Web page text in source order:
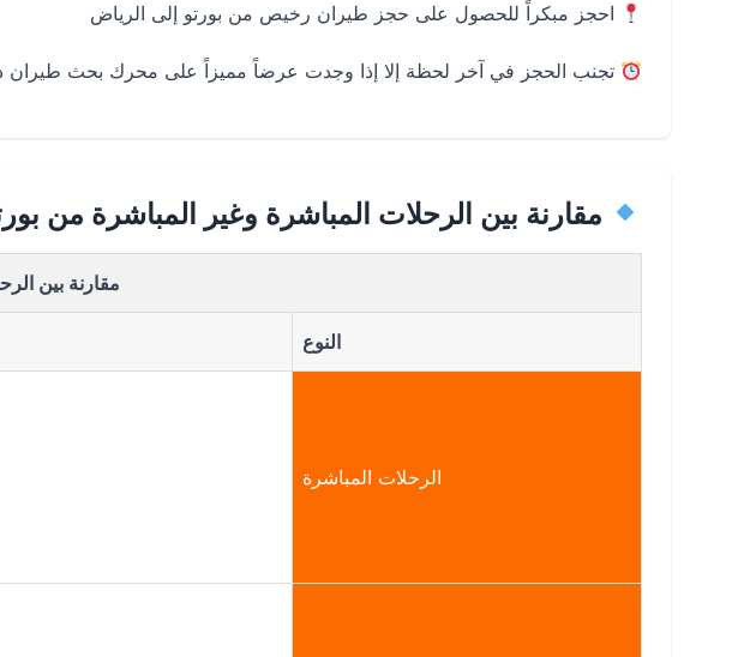
احجز مبكراً للحصول على حجز طيران رخيص من بورتو إلى الرياض
تجنب الحجز في آخر لحظة إلا إذا وجدت عرضاً مميزاً على محرك بحث طيران
مقارنة بين الرحلات المباشرة وغير المباشرة من
مقارنة بين
النوع
الرحلات المباشرة